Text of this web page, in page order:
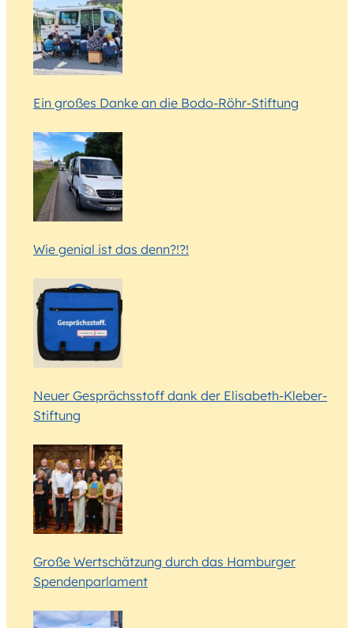
Ein großes Danke an die Bodo-Röhr-Stiftung
Wie genial ist das denn?!?!
Neuer Gesprächsstoff dank der Elisabeth-Kleber-
Stiftung
Große Wertschätzung durch das Hamburger
Spendenparlament